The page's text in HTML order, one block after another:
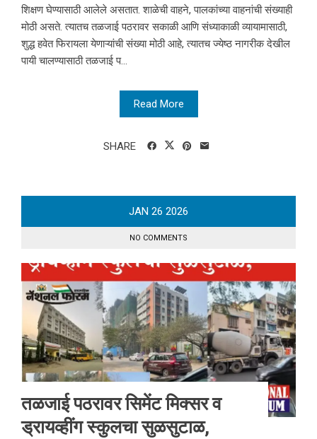
शिक्षण घेण्यासाठी आलेले असतात. शाळेची वाहने, पालकांच्या वाहनांची संख्याही
मोठी असते. त्यातच तळजाई पठरावर सकाळी आणि संध्याकाळी व्यायामासाठी,
शुद्ध हवेत फिरायला येणाऱ्यांची संख्या मोठी आहे, त्यातच ज्येष्ठ नागरीक देखील
पायी चालण्यासाठी तळजाई प...
Read More
SHARE
JAN 26 2026
NO COMMENTS
तळजाई पठरावर सिमेंट मिक्सर व
ड्रायव्हींग स्कुलचा सुळसुटाळ,